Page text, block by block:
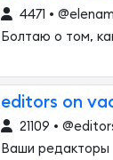
4471 •
Болтаю о том,
editors on
21109 •
Ваши редакторы